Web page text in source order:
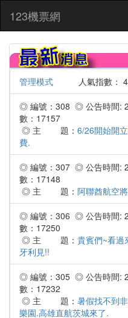
123機票網
管理模式 人氣指數：
◎ 編號：308 ◎ 公告時間:
數：17157
◎ 主 題： 6/26開始開
費.
◎ 編號：307 ◎ 公告時間:
數：17148
◎ 主 題： 阿聯酋航空
◎ 編號：306 ◎ 公告時間:
數：17250
◎ 主 題： 貴賓們~看過
牙利見!!
◎ 編號：305 ◎ 公告時間:
數：17232
◎ 主 題： 暑假找不到
樂園.高雄直航茨城來了.